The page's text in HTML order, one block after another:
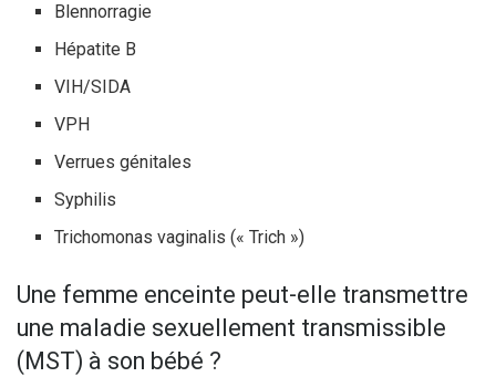
Blennorragie
Hépatite B
VIH/SIDA
VPH
Verrues génitales
Syphilis
Trichomonas vaginalis (« Trich »)
Une femme enceinte peut-elle transmettre
une maladie sexuellement transmissible
(MST) à son bébé ?